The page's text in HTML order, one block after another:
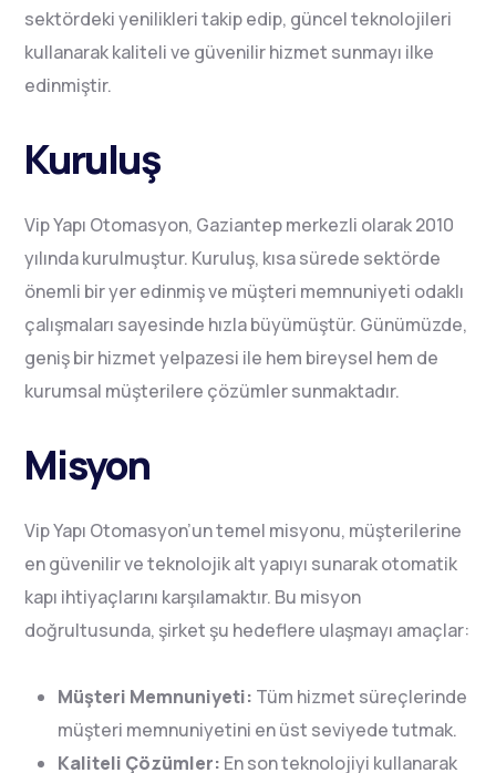
sektördeki yenilikleri takip edip, güncel teknolojileri
kullanarak kaliteli ve güvenilir hizmet sunmayı ilke
edinmiştir.
Kuruluş
Vip Yapı Otomasyon, Gaziantep merkezli olarak 2010
yılında kurulmuştur. Kuruluş, kısa sürede sektörde
önemli bir yer edinmiş ve müşteri memnuniyeti odaklı
çalışmaları sayesinde hızla büyümüştür. Günümüzde,
geniş bir hizmet yelpazesi ile hem bireysel hem de
kurumsal müşterilere çözümler sunmaktadır.
Misyon
Vip Yapı Otomasyon’un temel misyonu, müşterilerine
en güvenilir ve teknolojik alt yapıyı sunarak otomatik
kapı ihtiyaçlarını karşılamaktır. Bu misyon
doğrultusunda, şirket şu hedeflere ulaşmayı amaçlar:
Müşteri Memnuniyeti: Tüm hizmet süreçlerinde
müşteri memnuniyetini en üst seviyede tutmak.
Kaliteli Çözümler: En son teknolojiyi kullanarak